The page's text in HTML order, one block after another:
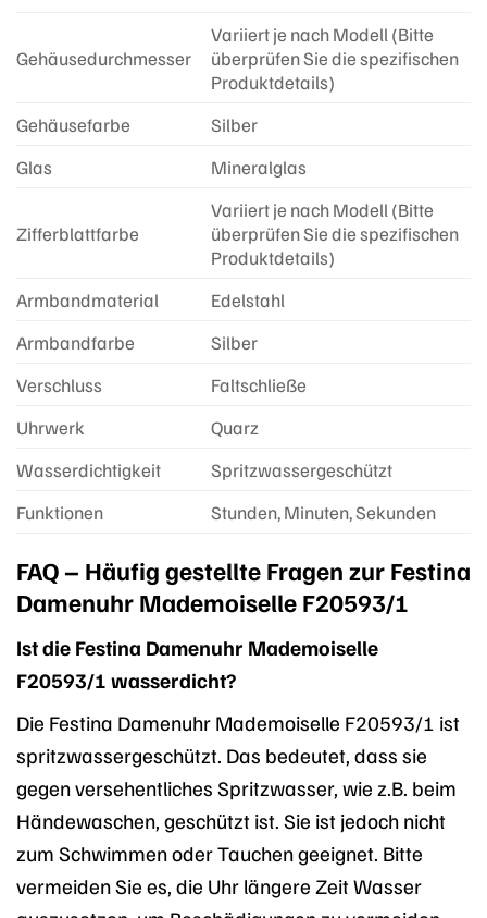
Gehäusedurchmesser
Variiert je nach Modell (Bitte
überprüfen Sie die spezifischen
Produktdetails)
Gehäusefarbe
Silber
Glas
Mineralglas
Zifferblattfarbe
Variiert je nach Modell (Bitte
überprüfen Sie die spezifischen
Produktdetails)
Armbandmaterial
Edelstahl
Armbandfarbe
Silber
Verschluss
Faltschließe
Uhrwerk
Quarz
Wasserdichtigkeit
Spritzwassergeschützt
Funktionen
Stunden, Minuten, Sekunden
FAQ – Häufig gestellte Fragen zur Festina
Damenuhr Mademoiselle F20593/1
Ist die Festina Damenuhr Mademoiselle
F20593/1 wasserdicht?
Die Festina Damenuhr Mademoiselle F20593/1 ist
spritzwassergeschützt. Das bedeutet, dass sie
gegen versehentliches Spritzwasser, wie z.B. beim
Händewaschen, geschützt ist. Sie ist jedoch nicht
zum Schwimmen oder Tauchen geeignet. Bitte
vermeiden Sie es, die Uhr längere Zeit Wasser